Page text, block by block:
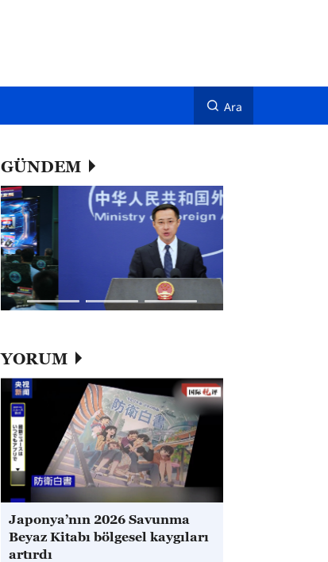
Ara
GÜNDEM
YORUM
Japonya’nın 2026 Savunma
Beyaz Kitabı bölgesel kaygıları
artırdı